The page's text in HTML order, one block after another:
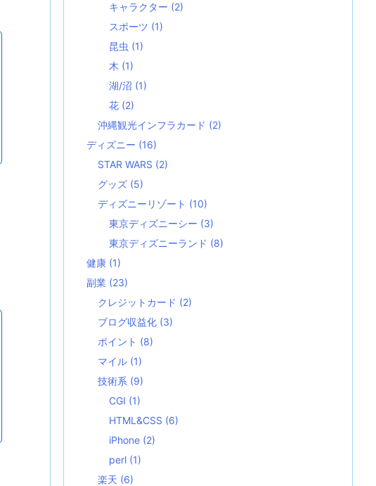
キャラクター (2)
スポーツ (1)
昆虫 (1)
木 (1)
湖/沼 (1)
花 (2)
沖縄観光インフラカード (2)
ディズニー (16)
STAR WARS (2)
グッズ (5)
ディズニーリゾート (10)
東京ディズニーシー (3)
東京ディズニーランド (8)
健康 (1)
副業 (23)
クレジットカード (2)
ブログ収益化 (3)
ポイント (8)
マイル (1)
技術系 (9)
CGI (1)
HTML&CSS (6)
iPhone (2)
perl (1)
楽天 (6)